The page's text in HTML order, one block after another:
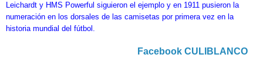
Leichardt y HMS Powerful siguieron el ejemplo y en 1911 pusieron la
numeración en los dorsales de las camisetas por primera vez en la
historia mundial del fútbol.
Facebook CULIBLANCO